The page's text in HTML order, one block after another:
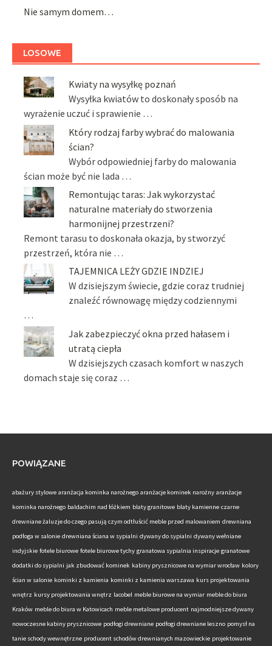
Nie samym domem…
LOSOWE
Kwiaty na wysyłkę poznań
Wysyłka kwiatów to doskonały sposób na
wyrażenie uczuć i sprawienie …
Który rodzaj farby wybrać do malowania
ścian?
Wybór odpowiedniej farby do malowania
ścian może być nie lada …
Remontując taras: Jak wykorzystać
naturalne materiały do stworzenia
harmonijnej przestrzeni?
Remont tarasu to doskonała okazja, by stworzyć
przestrzeń, która nie …
TAJEMNICA LEŻY GDZIE INDZIEJ
W dzisiejszym świecie, gdzie coraz trudniej
znaleźć równowagę między codziennymi
…
Jak zabezpieczyć okna przed hałasem i
utratą ciepła
W dzisiejszych czasach komfort w naszych
domach staje się coraz …
POWIĄZANE
abażury stylowe aranżacja kominka narożnego aranżacje kominek narożny aranżacje
kominka narożnego baldachim nad łóżkiem blaty granitowe blaty kamienne czarne
drewniane żaluzje do czego pasują czym odtłuścić meble przed malowaniem drewniana
podłoga w salonie drewniana ściana w sypialni dywany do sypialni dywany wełniane
indyjskie fotele biurowe fotele biurowe tychy granatowa sypialnia inspiracje granatowe
dodatki do sypialni jak zbudować kominek kabiny prysznicowe na wymiar wrocław kolory
ścian w salonie kominki z kamienia kominki z kamienia warszawa kurs projektowania
wnętrz kursy projektowania wnętrz lacobel meble biurowe na wymiar meble do biura
Kraków meble do biura w Katowicach meble metalowe producent najmodniejsze dywany
nowoczesne kabiny prysznicowe podłogi drewniane podłogi drewniane leszno pomysł na
tanie schody wewnętrzne producent schodów drewnianych mazowieckie projektowanie